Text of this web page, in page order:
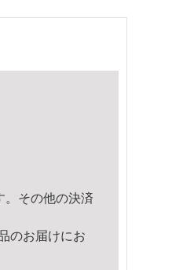
。その他の決済
のお届けにお